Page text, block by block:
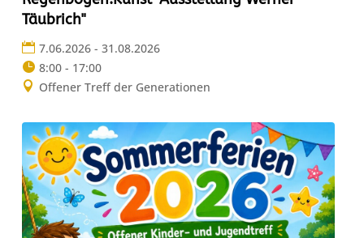
Täubrich"
7.06.2026 - 31.08.2026
8:00 - 17:00
Offener Treff der Generationen